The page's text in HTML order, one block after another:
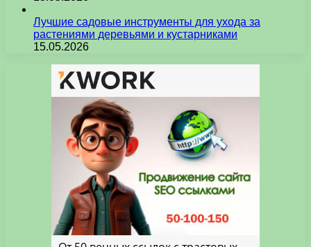
Лучшие садовые инструменты для ухода за
растениями деревьями и кустарниками
15.05.2026